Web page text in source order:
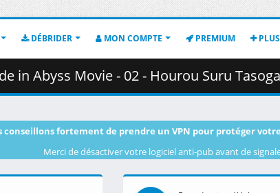
DÉBRIDER MON COMPTE PREMIUM PLUS
Movie - 02 - Hourou Suru Tasogare_-_(Dual
conseillons fortement de prendre un VPN pour protéger
Merci de désactiver votre logiciel anti-pub avant de